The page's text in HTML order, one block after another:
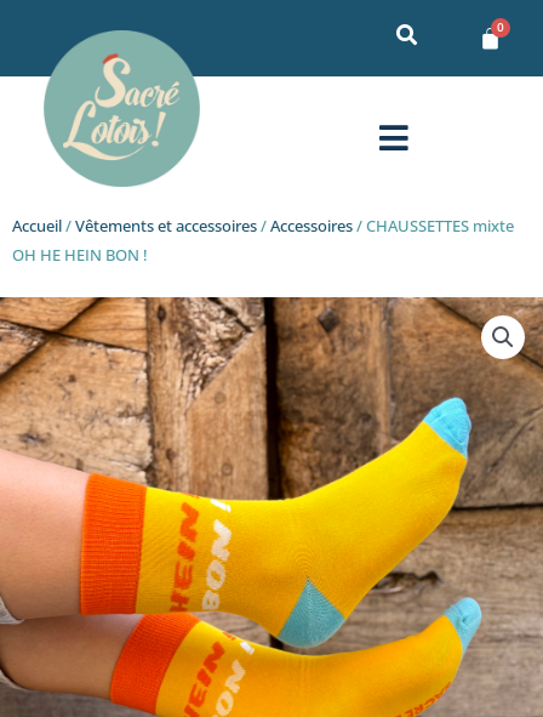
contenu
Menu
Accueil/Vêtements et accessoires/Accessoires/ CHAUSSETTES mixte
OH HE HEIN BON !